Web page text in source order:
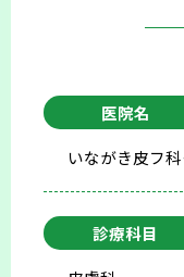
医院名
いながき皮フ
診療科目